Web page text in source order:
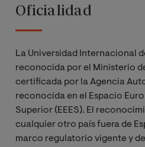
Oficialidad
La Universidad Internacional
reconocida por el Ministerio
certificada por la Agencia
reconocida en el Espacio
Superior (EEES). El
cualquier otro país fuera de
marco regulatorio vigente y